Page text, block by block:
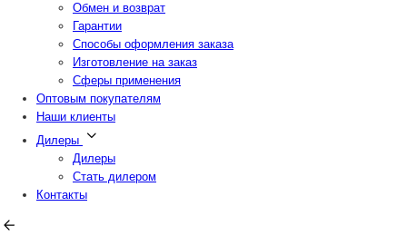
Обмен и возврат
Гарантии
Способы оформления заказа
Изготовление на заказ
Сферы применения
Оптовым покупателям
Наши клиенты
Дилеры
Дилеры
Стать дилером
Контакты